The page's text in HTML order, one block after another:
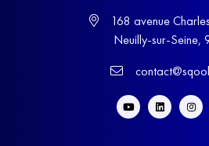
168 avenue
Neuilly-sur-Seine,